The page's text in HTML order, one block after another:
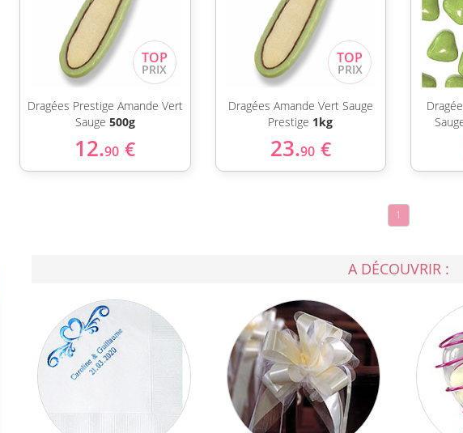
Dragées Prestige Amande Vert
Sauge 500g
12.90 €
Dragées Amande Vert Sauge
Prestige 1kg
23.90 €
1
A DÉCOUVRIR :